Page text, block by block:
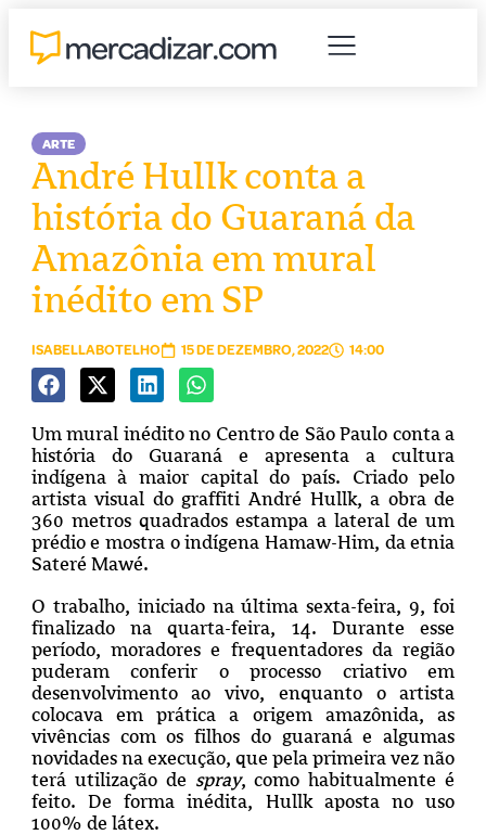
ARTE
André Hullk conta a
história do Guaraná da
Amazônia em mural
inédito em SP
ISABELLABOTELHO 15 DE DEZEMBRO, 2022 14:00
Um mural inédito no Centro de São Paulo conta a
história do Guaraná e apresenta a cultura
indígena à maior capital do país. Criado pelo
artista visual do graffiti André Hullk, a obra de
360 metros quadrados estampa a lateral de um
prédio e mostra o indígena Hamaw-Him, da etnia
Sateré Mawé.
O trabalho, iniciado na última sexta-feira, 9, foi
finalizado na quarta-feira, 14. Durante esse
período, moradores e frequentadores da região
puderam conferir o processo criativo em
desenvolvimento ao vivo, enquanto o artista
colocava em prática a origem amazônida, as
vivências com os filhos do guaraná e algumas
novidades na execução, que pela primeira vez não
terá utilização de spray, como habitualmente é
feito. De forma inédita, Hullk aposta no uso
100% de látex.